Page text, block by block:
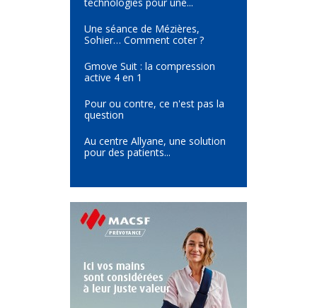
Une séance de Mézières,
Sohier… Comment coter ?
Gmove Suit : la compression
active 4 en 1
Pour ou contre, ce n'est pas la
question
Au centre Allyane, une solution
pour des patients...